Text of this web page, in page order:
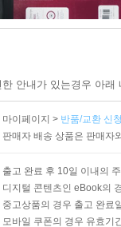
안내가 있는경우 아
마이페이지 > 반품/교환 신
판매자 배송 상품은 판매자
출고 완료 후 10일 이내의
디지털 콘텐츠인 eBook의
중고상품의 경우 출고 완료
모바일 쿠폰의 경우 유효기